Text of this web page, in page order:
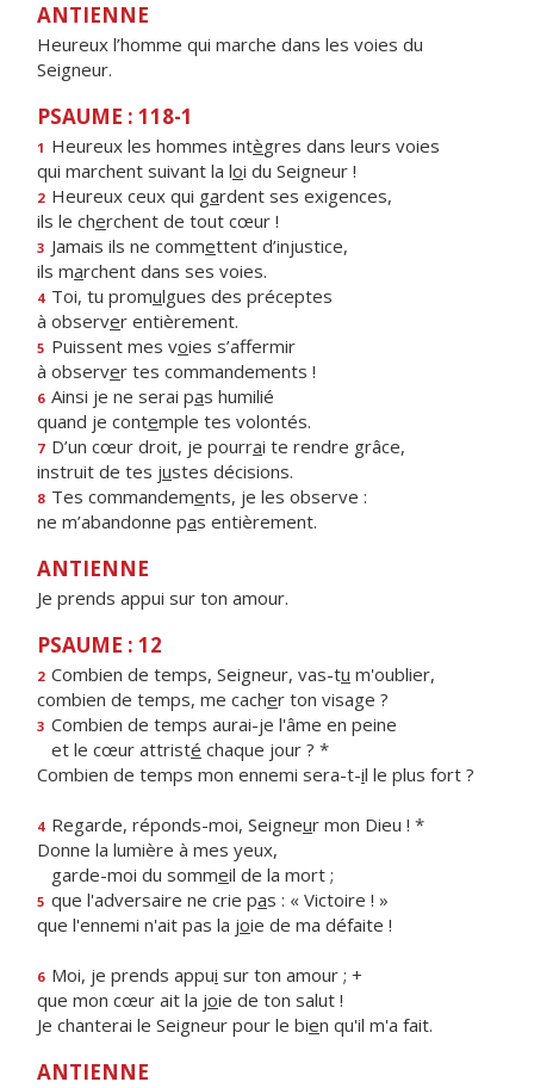
ANTIENNE
Heureux l’homme qui marche dans les voies du
Seigneur.
PSAUME : 118-1
1 Heureux les hommes intègres dans leurs voies
qui marchent suivant la loi du Seigneur !
2 Heureux ceux qui gardent ses exigences,
ils le cherchent de tout cœur !
3 Jamais ils ne commettent d’injustice,
ils marchent dans ses voies.
4 Toi, tu promulgues des préceptes
à observer entièrement.
5 Puissent mes voies s’affermir
à observer tes commandements !
6 Ainsi je ne serai pas humilié
quand je contemple tes volontés.
7 D’un cœur droit, je pourrai te rendre grâce,
instruit de tes justes décisions.
8 Tes commandements, je les observe :
ne m’abandonne pas entièrement.
ANTIENNE
Je prends appui sur ton amour.
PSAUME : 12
2 Combien de temps, Seigneur, vas-tu m'oublier,
combien de temps, me cacher ton visage ?
3 Combien de temps aurai-je l'âme en peine
et le cœur attristé chaque jour ? *
Combien de temps mon ennemi sera-t-il le plus fort ?
4 Regarde, réponds-moi, Seigneur mon Dieu ! *
Donne la lumière à mes yeux,
garde-moi du sommeil de la mort ;
5 que l'adversaire ne crie pas : « Victoire ! »
que l'ennemi n'ait pas la joie de ma défaite !
6 Moi, je prends appui sur ton amour ; +
que mon cœur ait la joie de ton salut !
Je chanterai le Seigneur pour le bien qu'il m'a fait.
ANTIENNE